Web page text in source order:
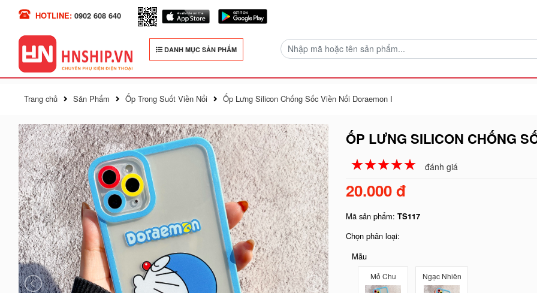
HOTLINE: 0902 608 640
DANH MỤC SẢN PHẨM
Trang chủ Sản Phẩm Ốp Trong Suốt Viền Nổi Ốp Lưng Silicon Chống Sốc Viền Nổi Doraemon I
ỐP LƯNG SILICON CHỐNG
☆☆☆☆☆
★★★★★ đánh giá
20.000 đ
Mã sản phẩm:TS117
Chọn phân loại:
Mẫu
Mỏ Chu Ngạc Nhiên